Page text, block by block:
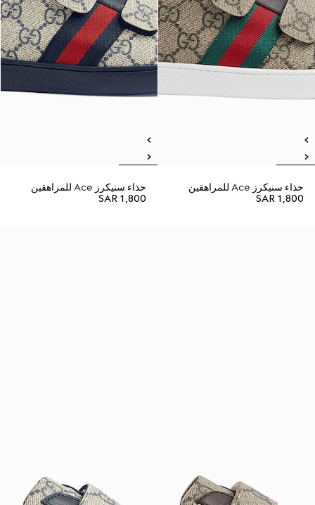
حذاء سنيكرز Ace للمراهقين
SAR 1,800
حذاء سنيكرز Ace للمراهقين
SAR 1,800